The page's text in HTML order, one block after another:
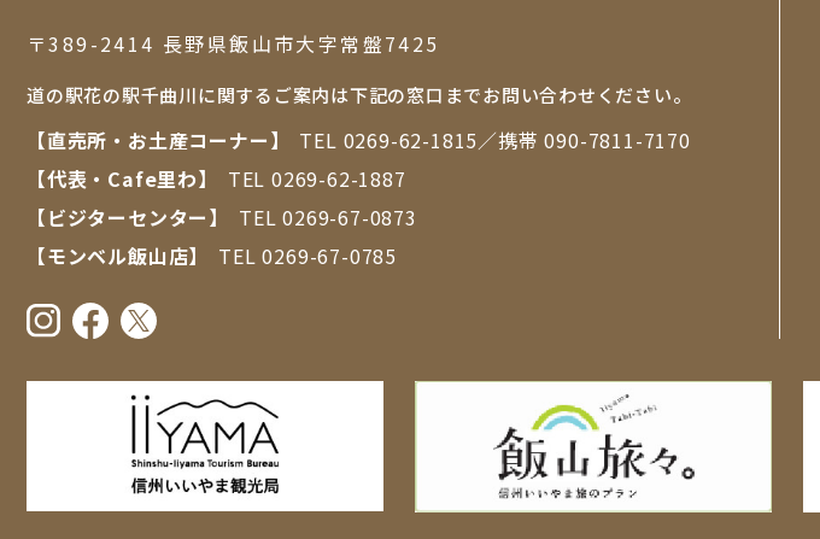
〒389-2414 ⻑野県飯⼭市⼤字常盤7425
道の駅花の駅千曲川に関するご案内は下記の窓口までお問い合わせください。
【直売所・お⼟産コーナー】 TEL 0269-62-1815／携帯090-7811-7170
【代表・Cafe里わ】
TEL0269-62-1887
【ビジターセンター】
TEL0269-67-0873
【モンベル飯山店】
TEL0269-67-0785